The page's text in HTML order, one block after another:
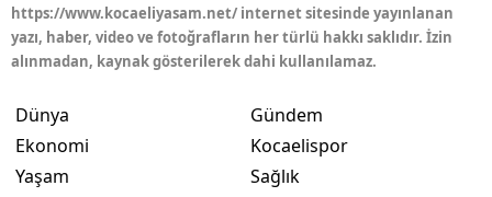
Yalova
https://www.kocaeliyasam.net/ internet sitesinde yayınlanan
yazı, haber, video ve fotoğrafların her türlü hakkı saklıdır. İzin
alınmadan, kaynak gösterilerek dahi kullanılamaz.
Dünya
Ekonomi
Yaşam
Gündem
Kocaelispor
Sağlık